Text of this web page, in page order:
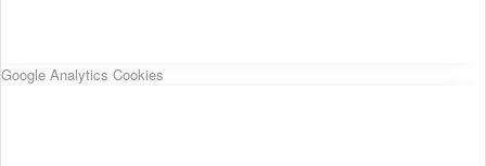
Google Analytics Cookies